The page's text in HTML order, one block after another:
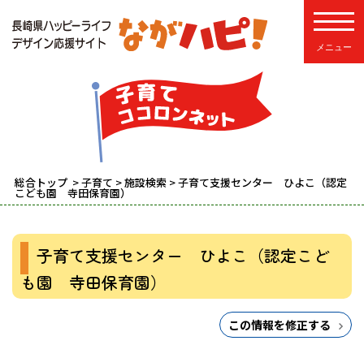
総合トップ >子育て >施設検索 > 子育て支援センター ひよこ（認定
こども園 寺田保育園）
子育て支援センター ひよこ（認定こど
も園 寺田保育園）
この情報を修正する